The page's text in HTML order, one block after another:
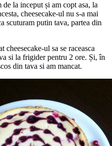
la inceput și am copt asa, la
cheesecake-ul nu s-a mai
scuturam putin tava, partea din
ul sa se raceasca
si la frigider pentru 2 ore. Și, în
din tava si am mancat.